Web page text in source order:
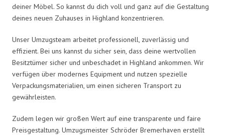
deiner Möbel. So kannst du dich voll und ganz auf die Gestaltung
deines neuen Zuhauses in Highland konzentrieren.
Unser Umzugsteam arbeitet professionell, zuverlässig und
effizient. Bei uns kannst du sicher sein, dass deine wertvollen
Besitztümer sicher und unbeschadet in Highland ankommen. Wir
verfügen über modernes Equipment und nutzen spezielle
Verpackungsmaterialien, um einen sicheren Transport zu
gewährleisten.
Zudem legen wir großen Wert auf eine transparente und faire
Preisgestaltung. Umzugsmeister Schröder Bremerhaven erstellt